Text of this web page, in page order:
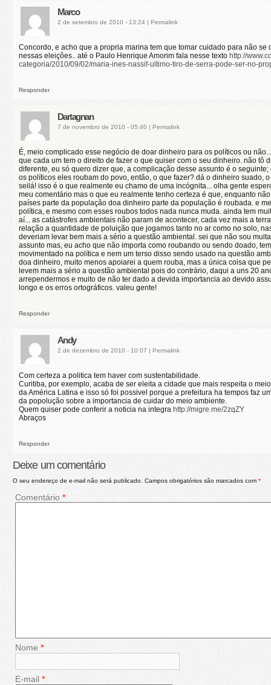
Marco
2 de setembro de 2010 - 13:24 | Permalink
Concordo, e acho que a propria marina tem que tomar cuidado para não se
nessas eleições.. até o Paulo Henrique Amorim fala nesse texto http://
categoria/2010/09/02/maria-ines-nassif-ultimo-tiro-de-serra-pode-ser-no-
Responder
Dartagnan
7 de novembro de 2010 - 05:40 | Permalink
É, meio complicado esse negócio de doar dinheiro para os políticos ou
que cada um tem o direito de fazer o que quiser com o seu dinheiro. não tô
diferente, eu só quero dizer que, a complicação desse assunto é o
os políticos eles roubam do povo, então, o que fazer? dá o dinheiro suado,
seilá! isso é o que realmente eu chamo de uma incógnita... olha gente
meu comentário mas o que eu realmente tenho certeza é que, enquanto
países parte da população doa dinheiro parte da população é roubada. e
política, e mesmo com esses roubos todos nada nunca muda. ainda tem
aí... as catástrofes ambientais não param de acontecer, cada vez mais a
relação a quantidade de poluição que jogamos tanto no ar como no solo,
deveriam levar bem mais a sério a questão ambiental. sei que não sou
assunto mas, eu acho que não importa como roubando ou sendo doado,
movimentado na política e nem um terso disso sendo usado na questão
doa dinheiro, muito menos apoiarei a quem rouba, mas a única coisa que
levem mais a sério a questão ambiental pois do contrário, daqui a uns 20
arrependermos e muito de não ter dado a devida importancia ao devido
longo e os erros ortográficos. valeu gente!
Responder
Andy
2 de dezembro de 2010 - 10:07 | Permalink
Com certeza a politica tem haver com sustentabilidade.
Curitiba, por exemplo, acaba de ser eleita a cidade que mais respeita o
da América Latina e isso só foi possivel porque a prefeitura ha tempos faz
da popolução sobre a importancia de cuidar do meio ambiente.
Quem quiser pode conferir a noticia na integra http://migre.me/2zqZY
Abraços
Responder
Deixe um comentário
O seu endereço de e-mail não será publicado. Campos obrigatórios são marcados com *
Comentário *
Nome *
E-mail *